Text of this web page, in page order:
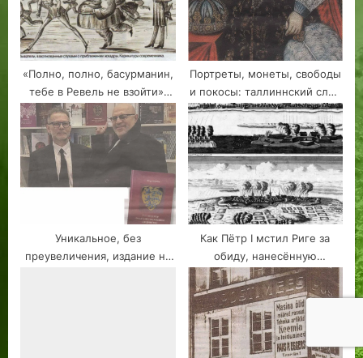
«Полно, полно, басурманин,
тебе в Ревель не взойти»:
эхо Крымской войны на
рейде Таллиннской бухты
Портреты, монеты, свободы
и покосы: таллиннский след
королевы Кристины
Уникальное, без
преувеличения, издание на
Как Пётр I мстил Риге за
обиду, нанесённую
губернатором Швеции